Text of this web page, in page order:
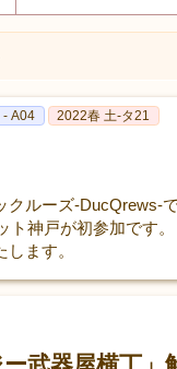
- A04 2022春 土-タ21
ルーズ-DucQrews-で
ト神戸が初参加です。
ます。